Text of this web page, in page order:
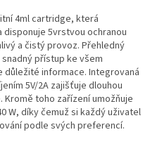
4ml cartridge, která
disponuje 5vrstvou ochranou
a čistý provoz. Přehledný
přístup ke všem
důležité informace. Integrovaná
5V/2A zajišťuje dlouhou
toho zařízení umožňuje
W, díky čemuž si každý uživatel
podle svých preferencí.